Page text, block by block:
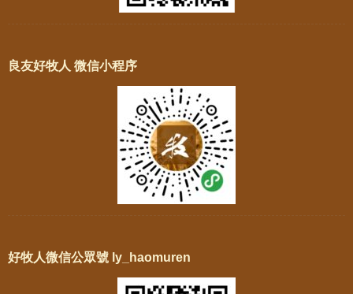
良友好牧人 微信小程序
好牧人微信公眾號 ly_haomuren